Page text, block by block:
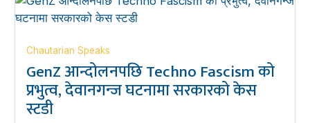
Chautarian Speaks
GenZ आन्दोलनपछि Techno Fascism को
प्रभुत्व, देवानगन्ज घटनामा सरकारको केस
स्टडी